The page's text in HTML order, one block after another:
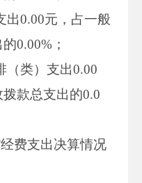
出0.00元，占一般
0.00%；
（类）支出0.00
款总支出的0.0
费支出决算情况